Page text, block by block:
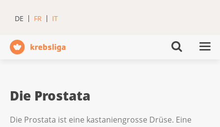
DE FR IT
Die Prostata
Die Prostata ist eine kastaniengrosse Drüse. Eine